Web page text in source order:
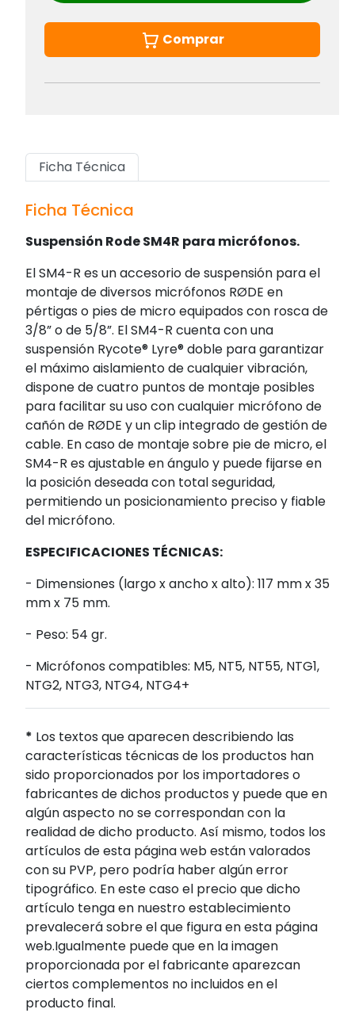
Comprar
Ficha Técnica
Ficha Técnica
Suspensión Rode SM4R para micrófonos.
El SM4-R es un accesorio de suspensión para el
montaje de diversos micrófonos RØDE en
pértigas o pies de micro equipados con rosca de
3/8” o de 5/8”. El SM4-R cuenta con una
suspensión Rycote® Lyre® doble para garantizar
el máximo aislamiento de cualquier vibración,
dispone de cuatro puntos de montaje posibles
para facilitar su uso con cualquier micrófono de
cañón de RØDE y un clip integrado de gestión de
cable. En caso de montaje sobre pie de micro, el
SM4-R es ajustable en ángulo y puede fijarse en
la posición deseada con total seguridad,
permitiendo un posicionamiento preciso y fiable
del micrófono.
ESPECIFICACIONES TÉCNICAS:
- Dimensiones (largo x ancho x alto): 117 mm x 35
mm x 75 mm.
- Peso: 54 gr.
- Micrófonos compatibles: M5, NT5, NT55, NTG1,
NTG2, NTG3, NTG4, NTG4+
* Los textos que aparecen describiendo las
características técnicas de los productos han
sido proporcionados por los importadores o
fabricantes de dichos productos y puede que en
algún aspecto no se correspondan con la
realidad de dicho producto. Así mismo, todos los
artículos de esta página web están valorados
con su PVP, pero podría haber algún error
tipográfico. En este caso el precio que dicho
artículo tenga en nuestro establecimiento
prevalecerá sobre el que figura en esta página
web.Igualmente puede que en la imagen
proporcionada por el fabricante aparezcan
ciertos complementos no incluidos en el
producto final.